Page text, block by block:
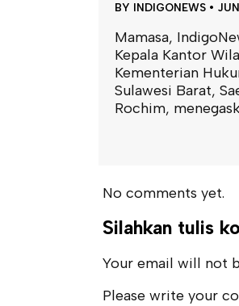
BY INDIGONEWS •
Mamuju,
Banjir dan tanah
melanda sejumlah
di Kabupaten
Polew...
No comments yet.
Silahkan tulis
Your email will not
Please write your